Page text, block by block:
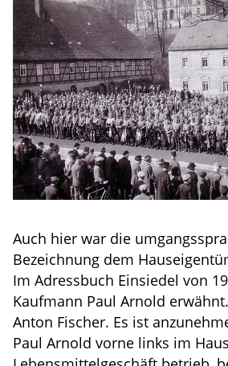
Auch hier war die
Bezeichnung dem
Im Adressbuch Einsiedel von
Kaufmann Paul Arnold
Anton Fischer. Es ist
Paul Arnold vorne links im